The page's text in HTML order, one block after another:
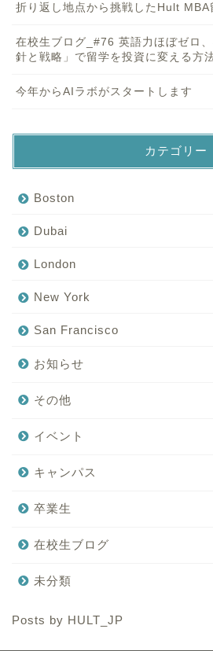
折り返し地点から挑戦したHult MBA
在校生ブログ_#76 英語力ほぼゼロ
針と戦略」で留学を投資に変える方
今年からAIラボがスタートします
カテゴリー
Boston
Dubai
London
New York
San Francisco
お知らせ
その他
イベント
キャンパス
卒業生
在校生ブログ
未分類
Posts by HULT_JP